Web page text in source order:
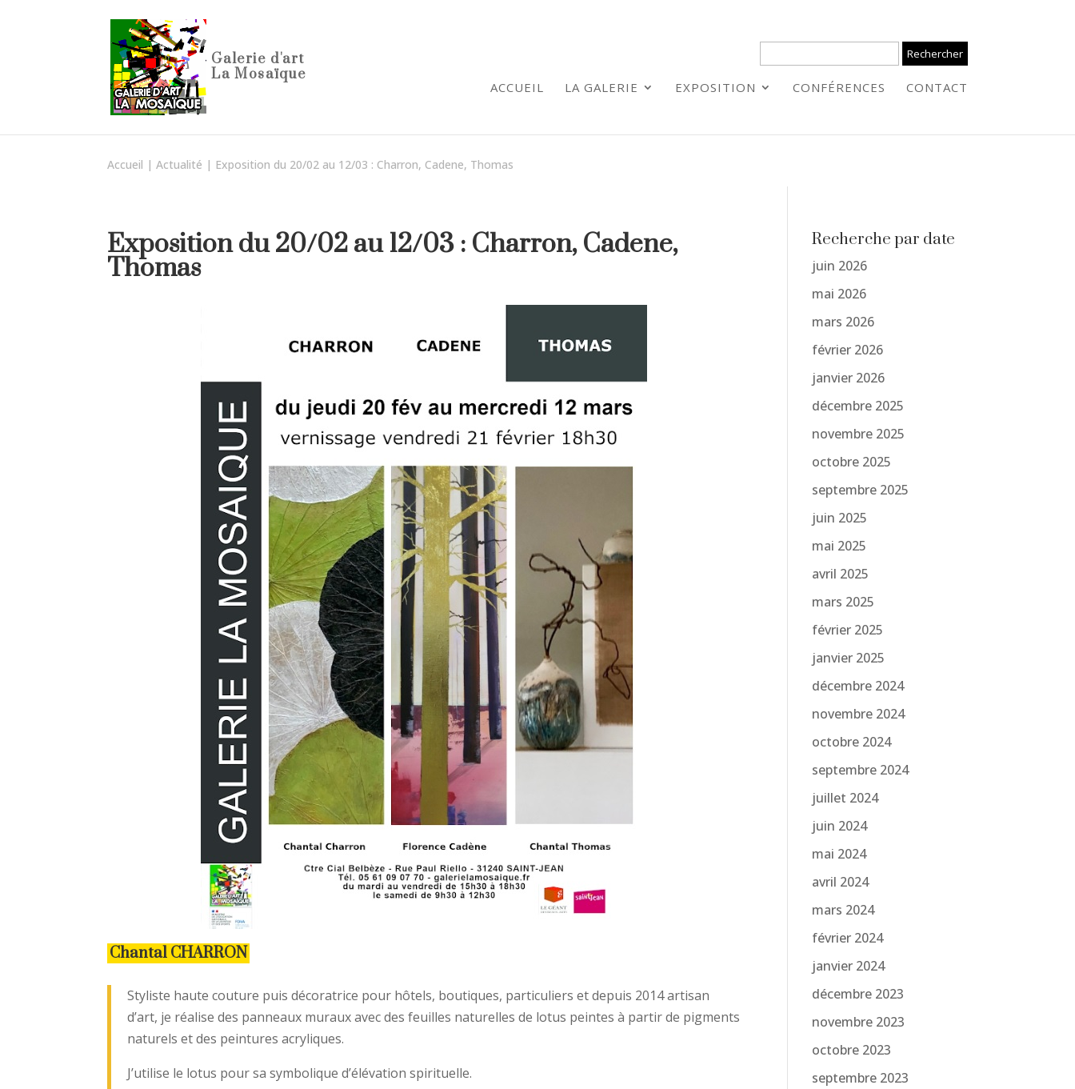
ACCUEIL LA GALERIE EXPOSITION CONFÉRENCES CONTACT
Accueil |Actualité | Exposition du 20/02 au 12/03 : Charron, Cadene, Thomas
Exposition du 20/02 au 12/03 : Charron, Cadene,
Thomas
Chantal CHARRON
Styliste haute couture puis décoratrice pour hôtels, boutiques, particuliers et depuis 2014 artisan
d’art, je réalise des panneaux muraux avec des feuilles naturelles de lotus peintes à partir de pigments
naturels et des peintures acryliques.
J’utilise le lotus pour sa symbolique d’élévation spirituelle.
Recherche par date
juin 2026
mai 2026
mars 2026
février 2026
janvier 2026
décembre 2025
novembre 2025
octobre 2025
septembre 2025
juin 2025
mai 2025
avril 2025
mars 2025
février 2025
janvier 2025
décembre 2024
novembre 2024
octobre 2024
septembre 2024
juillet 2024
juin 2024
mai 2024
avril 2024
mars 2024
février 2024
janvier 2024
décembre 2023
novembre 2023
octobre 2023
septembre 2023